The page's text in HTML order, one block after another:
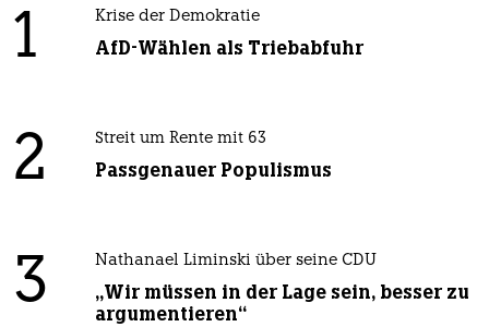
1 Krise der Demokratie
AfD-Wählen als Triebabfuhr
2 Streit um Rente mit 63
Passgenauer Populismus
3 Nathanael Liminski über seine CDU
„Wir müssen in der Lage sein, besser zu
argumentieren“